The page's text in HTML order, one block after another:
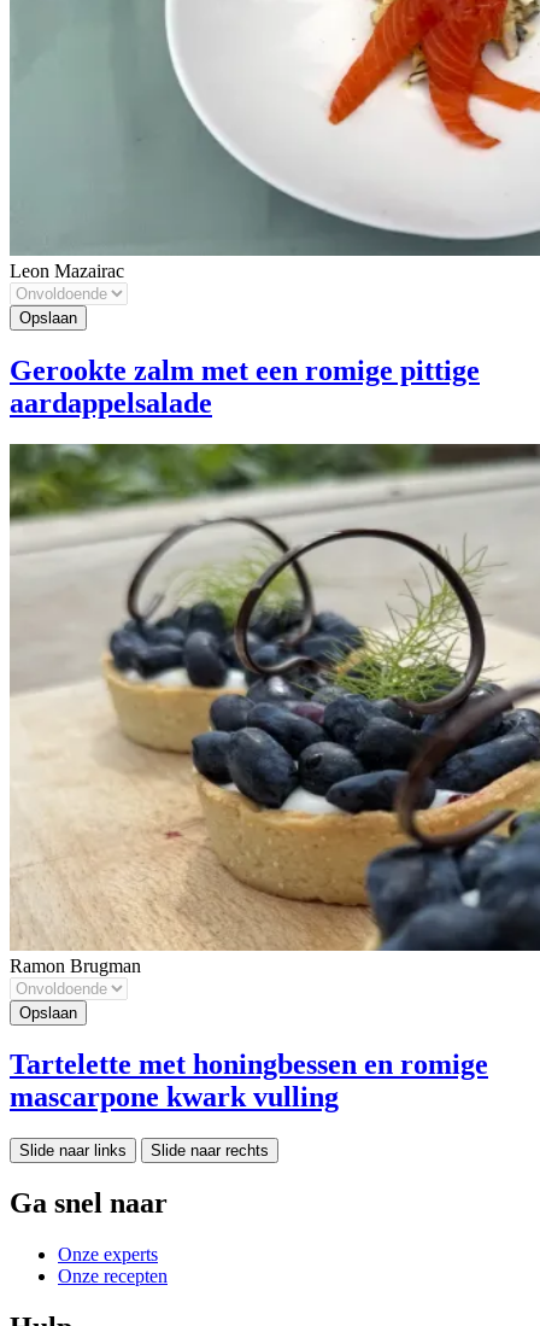
Leon Mazairac
Gerookte zalm met een romige pittige
aardappelsalade
Ramon Brugman
Tartelette met honingbessen en romige
mascarpone kwark vulling
Slide naar links Slide naar rechts
Ga snel naar
Onze experts
Onze recepten